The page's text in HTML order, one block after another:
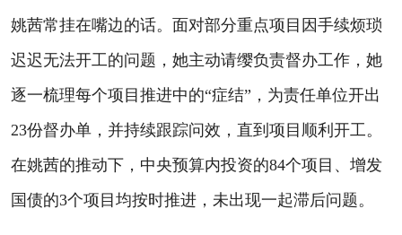
姚茜常挂在嘴边的话。面对部分重点项目因手续烦琐
迟迟无法开工的问题，她主动请缨负责督办工作，她
逐一梳理每个项目推进中的“症结”，为责任单位开出
23份督办单，并持续跟踪问效，直到项目顺利开工。
在姚茜的推动下，中央预算内投资的84个项目、增发
国债的3个项目均按时推进，未出现一起滞后问题。